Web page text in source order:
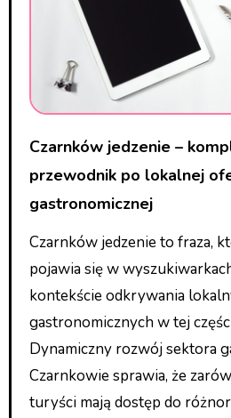
Czarnków jedzenie – kompleksowy
przewodnik po lokalnej
gastronomicznej
Czarnków jedzenie to fraza,
pojawia się w
kontekście odkrywania
gastronomicznych w tej
Dynamiczny rozwój sektora
Czarnkowie sprawia, że
turyści mają dostęp do